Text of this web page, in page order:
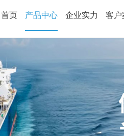
首页 产品中心 企业实力 客户